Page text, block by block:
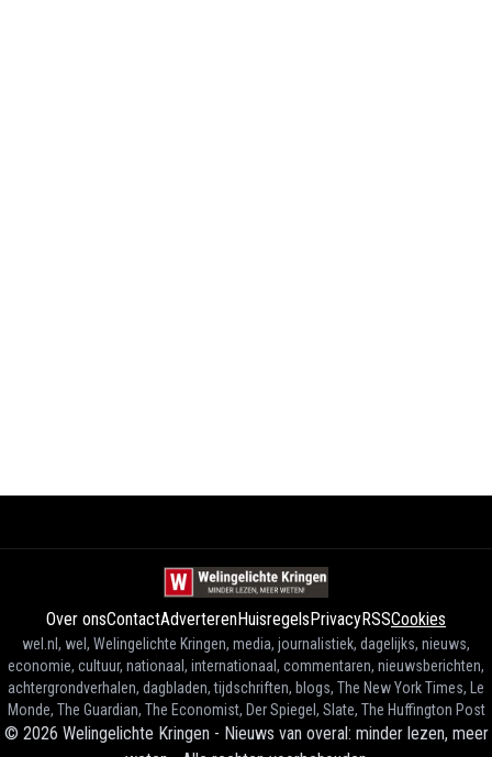
Over onsContactAdverterenHuisregelsPrivacyRSSCookies
wel.nl, wel, Welingelichte Kringen, media, journalistiek, dagelijks, nieuws,
economie, cultuur, nationaal, internationaal, commentaren, nieuwsberichten,
achtergrondverhalen, dagbladen, tijdschriften, blogs, The New York Times, Le
Monde, The Guardian, The Economist, Der Spiegel, Slate, The Huffington Post
© 2026 Welingelichte Kringen - Nieuws van overal: minder lezen, meer